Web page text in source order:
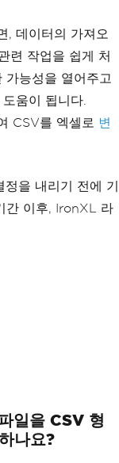
, 데이터의 가져오
련 작업을 쉽게 처
가능성을 열어주고
움이 됩니다.
CSV를 엑셀로 변
을 내리기 전에 기
간 이후, IronXL 라
일을 CSV 형
나요?